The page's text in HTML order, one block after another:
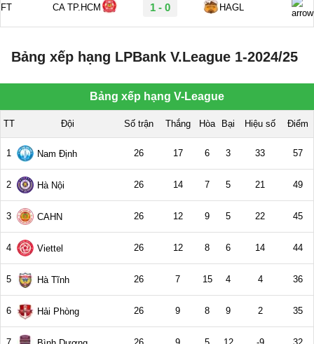
Bảng xếp hạng LPBank V.League 1-2024/25